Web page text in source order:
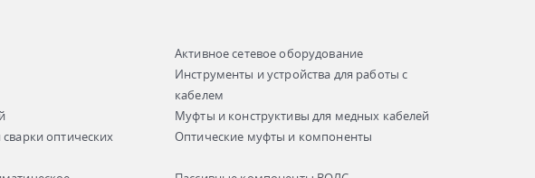
Активное сетевое оборудование
Инструменты и устройства для работы с
кабелем
Муфты и конструктивы для медных кабелей
оптических
Оптические муфты и компоненты